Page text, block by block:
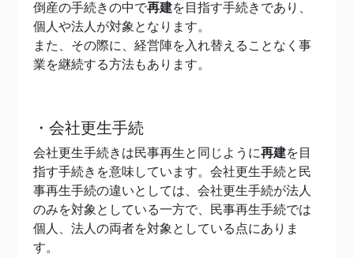
倒産の手続きの中で再建を目指す手続きであり、
個人や法人が対象となります。
また、その際に、経営陣を入れ替えることなく事
業を継続する方法もあります。
・会社更生手続
会社更生手続きは民事再生と同じように再建を目
指す手続きを意味しています。会社更生手続と民
事再生手続の違いとしては、会社更生手続が法人
のみを対象としている一方で、民事再生手続では
個人、法人の両者を対象としている点にありま
す。